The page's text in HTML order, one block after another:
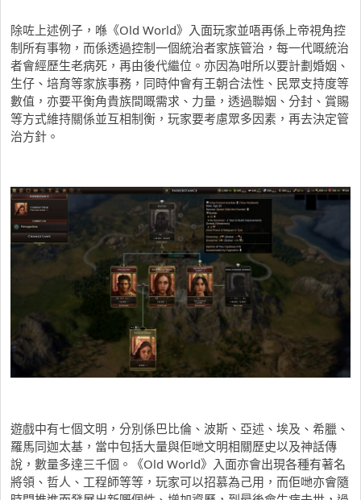
除咗上述例子，喺《Old World》入面玩家並唔再係上帝視角控
制所有事物，而係透過控制一個統治者家族管治，每一代嘅統治
者會經歷生老病死，再由後代繼位。亦因為咁所以要計劃婚姻、
生仔、培育等家族事務，同時仲會有王朝合法性、民眾支持度等
數值，亦要平衡角貴族間嘅需求、力量，透過聯姻、分封、賞賜
等方式維持關係並互相制衡，玩家要考慮眾多因素，再去決定管
治方針。
遊戲中有七個文明，分別係巴比倫、波斯、亞述、埃及、希臘、
羅馬同迦太基，當中包括大量與佢哋文明相關歷史以及神話傳
說，數量多達三千個。《Old World》入面亦會出現各種有著名
將領、哲人、工程師等等，玩家可以招慕為己用，而佢哋亦會隨